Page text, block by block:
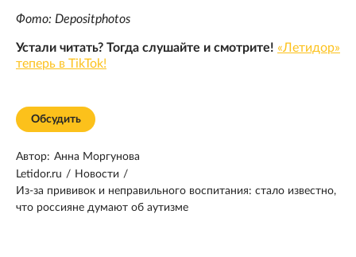
Фото: Depositphotos
Устали читать? Тогда слушайте и смотрите! «Летидор»
теперь в TikTok!
Обсудить
Автор: Анна Моргунова
Letidor.ru / Новости /
Из-за прививок и неправильного воспитания: стало известно,
что россияне думают об аутизме